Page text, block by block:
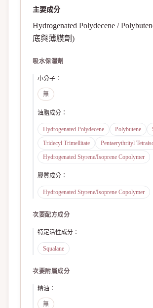
主要成分
Hydrogenated Polydecene /
底與薄膜劑)
吸水保濕劑
小分子 ：
無
油脂成分 ：
Hydrogenated Polydecene Polybutene
Tridecyl Trimellitate
Pentaerythrityl
Hydrogenated Styrene/Isoprene Copolymer
膠質成分 ：
Hydrogenated Styrene/Isoprene Copolymer
次要配方成分
特定活性成分 ：
Squalane
次要附屬成分
精油 ：
無